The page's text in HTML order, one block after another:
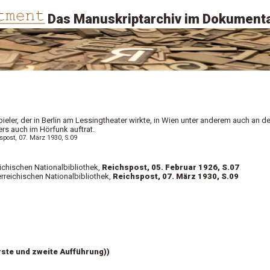
Das Manuskriptarchiv im
der in Berlin am Lessingtheater wirkte, in Wien unter anderem auch an
auch im Hörfunk auftrat.
07. März 1930, S.09
Nationalbibliothek, Reichspost, 05. Februar 1926, S.07
Nationalbibliothek, Reichspost, 07. März 1930, S.09
und zweite Aufführung))